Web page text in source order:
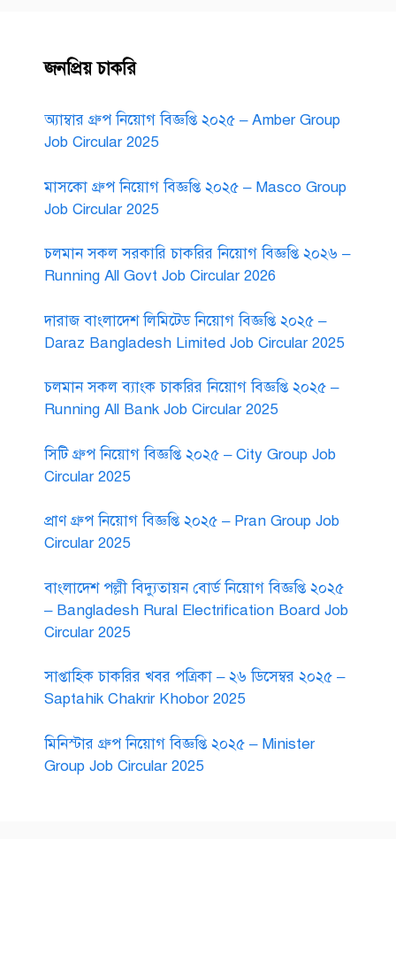
জনপ্রিয় চাকরি
অ্যাম্বার গ্রুপ নিয়োগ বিজ্ঞপ্তি ২০২৫ – Amber Group
Job Circular 2025
মাসকো গ্রুপ নিয়োগ বিজ্ঞপ্তি ২০২৫ – Masco Group
Job Circular 2025
চলমান সকল সরকারি চাকরির নিয়োগ বিজ্ঞপ্তি ২০২৬ –
Running All Govt Job Circular 2026
দারাজ বাংলাদেশ লিমিটেড নিয়োগ বিজ্ঞপ্তি ২০২৫ –
Daraz Bangladesh Limited Job Circular 2025
চলমান সকল ব্যাংক চাকরির নিয়োগ বিজ্ঞপ্তি ২০২৫ –
Running All Bank Job Circular 2025
সিটি গ্রুপ নিয়োগ বিজ্ঞপ্তি ২০২৫ – City Group Job
Circular 2025
প্রাণ গ্রুপ নিয়োগ বিজ্ঞপ্তি ২০২৫ – Pran Group Job
Circular 2025
বাংলাদেশ পল্লী বিদ্যুতায়ন বোর্ড নিয়োগ বিজ্ঞপ্তি ২০২৫
– Bangladesh Rural Electrification Board Job
Circular 2025
সাপ্তাহিক চাকরির খবর পত্রিকা – ২৬ ডিসেম্বর ২০২৫ –
Saptahik Chakrir Khobor 2025
মিনিস্টার গ্রুপ নিয়োগ বিজ্ঞপ্তি ২০২৫ – Minister
Group Job Circular 2025